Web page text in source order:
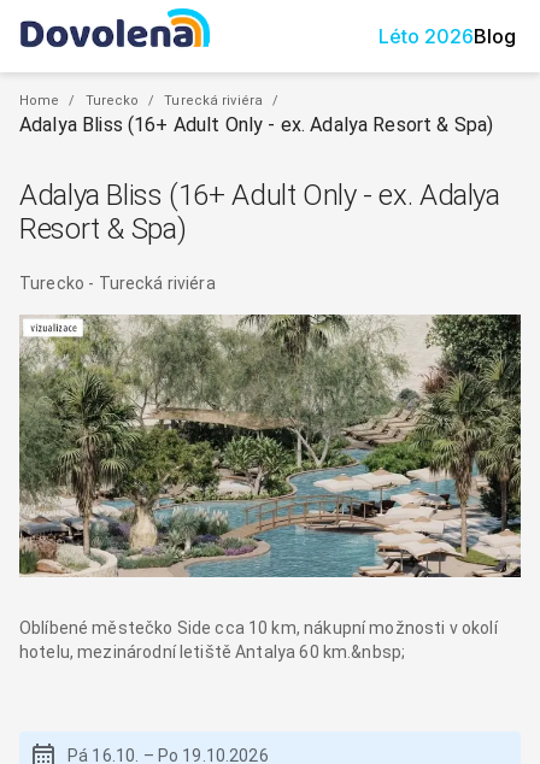
Léto 2026Blog
Home / Turecko / Turecká riviéra /
Adalya Bliss (16+ Adult Only - ex. Adalya Resort & Spa)
Adalya Bliss (16+ Adult Only - ex. Adalya
Resort & Spa)
Turecko - Turecká riviéra
Oblíbené městečko Side cca 10 km, nákupní možnosti v okolí
hotelu, mezinárodní letiště Antalya 60 km.&nbsp;
Pá 16.10. – Po 19.10.2026